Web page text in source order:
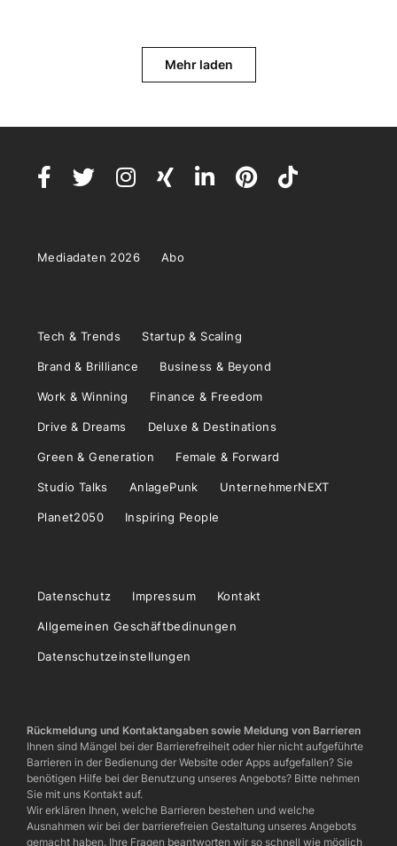
Mehr laden
Mediadaten 2026 Abo
Tech & Trends Startup & Scaling
Brand & Brilliance Business & Beyond
Work & Winning Finance & Freedom
Drive & Dreams Deluxe & Destinations
Green & Generation Female & Forward
Studio Talks AnlagePunk UnternehmerNEXT
Planet2050 Inspiring People
Datenschutz Impressum Kontakt
Allgemeinen Geschäftbedinungen
Datenschutzeinstellungen
Rückmeldung und Kontaktangaben sowie Meldung von Barrieren
Ihnen sind Mängel bei der Barrierefreiheit oder hier nicht aufgeführte
Barrieren in der Bedienung der Website oder Apps aufgefallen? Sie
benötigen Hilfe bei der Benutzung unseres Angebots? Bitte nehmen
Sie mit uns Kontakt auf.
Wir erklären Ihnen, welche Barrieren bestehen und welche
Ausnahmen wir bei der barrierefreien Gestaltung unseres Angebots
gemacht haben. Ihre Fragen beantworten wir so schnell wie möglich